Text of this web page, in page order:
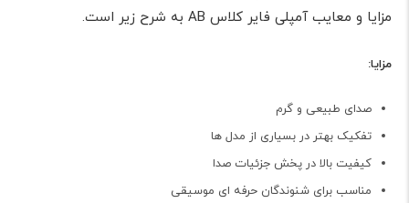
مزایا و معایب آمپلی فایر کلاس AB به شرح زیر است.
مزایا:
صدای طبیعی و گرم
تفکیک بهتر در بسیاری از مدل ها
کیفیت بالا در پخش جزئیات صدا
مناسب برای شنوندگان حرفه ای موسیقی